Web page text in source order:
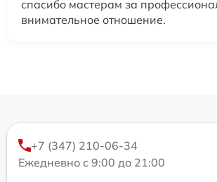
спасибо мастерам за
внимательное отношение.
+7 (347) 210-06-34
Ежедневно с 9:00 до 21:00